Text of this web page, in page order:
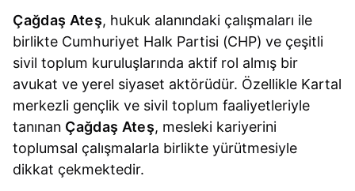
Çağdaş Ateş, hukuk alanındaki çalışmaları ile
birlikte Cumhuriyet Halk Partisi (CHP) ve çeşitli
sivil toplum kuruluşlarında aktif rol almış bir
avukat ve yerel siyaset aktörüdür. Özellikle Kartal
merkezli gençlik ve sivil toplum faaliyetleriyle
tanınan Çağdaş Ateş, mesleki kariyerini
toplumsal çalışmalarla birlikte yürütmesiyle
dikkat çekmektedir.